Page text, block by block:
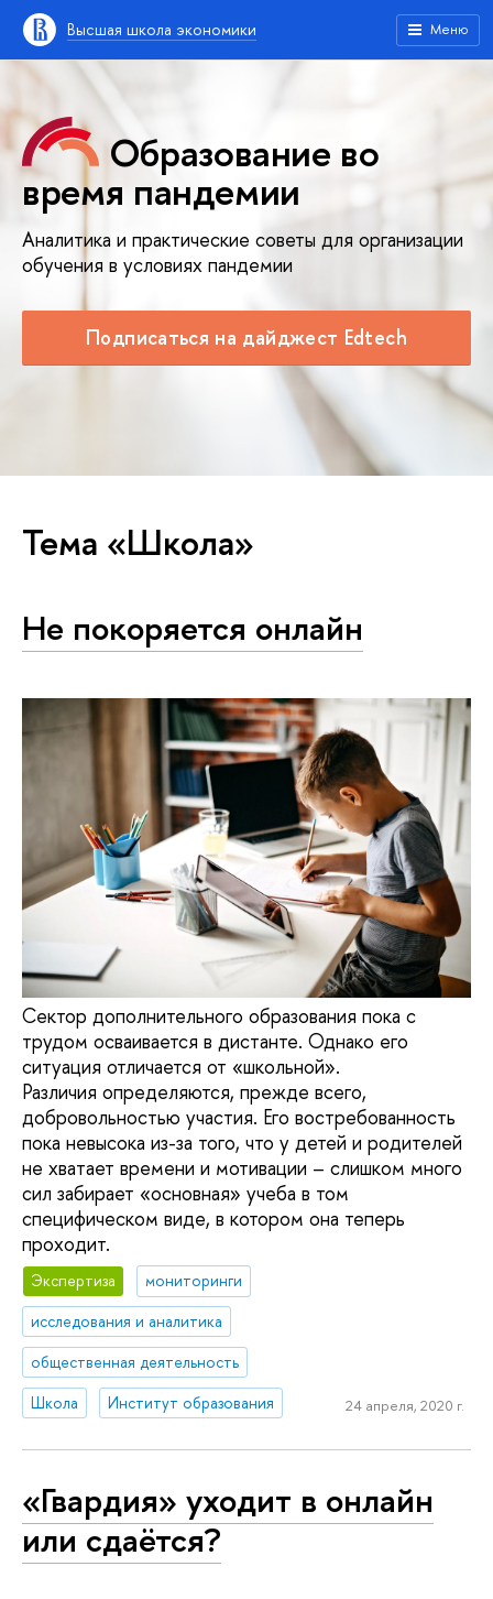
Высшая школа экономики Меню
Образование во
время пандемии
Аналитика и практические советы для организации
обучения в условиях пандемии
Подписаться на дайджест Edtech
Тема «Школа»
Не покоряется онлайн
Сектор дополнительного образования пока с
трудом осваивается в дистанте. Однако его
ситуация отличается от «школьной».
Различия определяются, прежде всего,
добровольностью участия. Его востребованность
пока невысока из-за того, что у детей и родителей
не хватает времени и мотивации – слишком много
сил забирает «основная» учеба в том
специфическом виде, в котором она теперь
проходит.
Экспертиза
мониторинги
исследования и аналитика
общественная деятельность
Школа
Институт образования 24 апреля, 2020 г.
«Гвардия» уходит в онлайн
или сдаётся?